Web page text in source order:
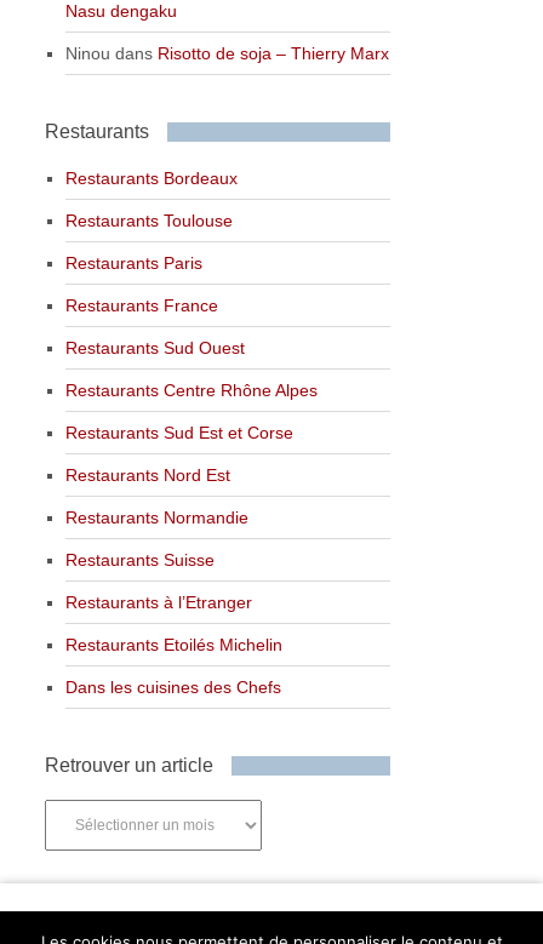
Nasu dengaku
Ninou dans Risotto de soja – Thierry Marx
Restaurants
Restaurants Bordeaux
Restaurants Toulouse
Restaurants Paris
Restaurants France
Restaurants Sud Ouest
Restaurants Centre Rhône Alpes
Restaurants Sud Est et Corse
Restaurants Nord Est
Restaurants Normandie
Restaurants Suisse
Restaurants à l’Etranger
Restaurants Etoilés Michelin
Dans les cuisines des Chefs
Retrouver un article